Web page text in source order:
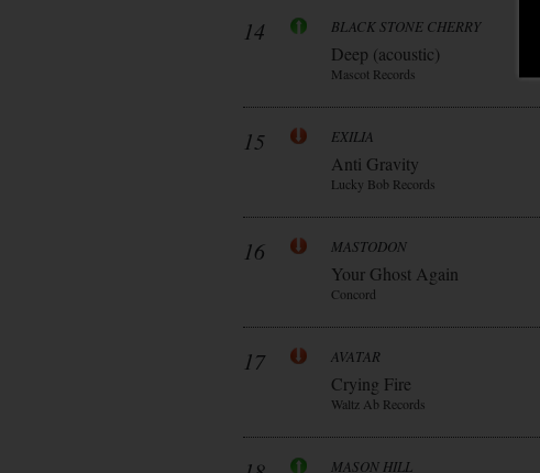
14 BLACK STONE CHERRY
Deep (acoustic)
Mascot Records
15 EXILIA
Anti Gravity
Lucky Bob Records
16 MASTODON
Your Ghost Again
Concord
17 AVATAR
Crying Fire
Waltz Ab Records
MASON HILL